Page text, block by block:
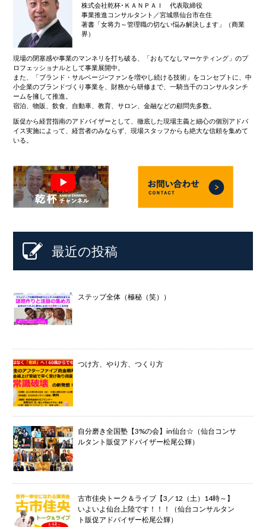
株式会社乾杯･ＫＡＮＰＡＩ 代表取締役
事業推進コンサルタント／宮城県仙台市在住
著書「女将力～管理職の切ない悩み解決します」（商業
界）
現場の閉塞感や事業のマンネリを打ち破る、「おもてなしマーケティング」のプ
ロフェッショナルとして事業展開中。
また、「ブランド・サルベージ~ファンを増やし続ける技術」をコンセプトに、中
小企業のブランドづくり事業を、財務から研修まで、一騎当千のコンサルタンチ
ームを擁して推進。
宿泊、物販、飲食、自動車、教育、サロン、金融などの顧問先多数。
販促から経営指南のアドバイザーとして、徹底した現場主義と細心の個別アドバ
イス実施によって、経営者のみならず、現場スタッフからも絶大な信頼を集めて
いる。
最近の投稿
ステップ全体（極秘（笑））
つけ方、やり方、つくり方
自分磨き全国塾【3%の会】in仙台☆（仙台コンサ
ルタント販促アドバイザー松尾公輝）
古市佳央トーク＆ライブ【3／12（土）14時～】
いよいよ仙台上陸です！！！（仙台コンサルタン
ト販促アドバイザー松尾公輝）